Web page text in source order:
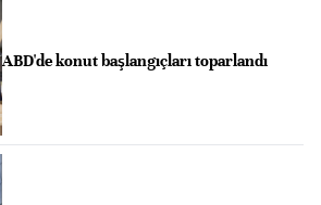
ABD'de konut başlangıçları toparlandı